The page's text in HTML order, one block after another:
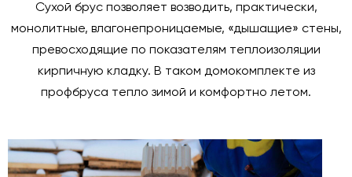
Сухой брус позволяет возводить, практически,
монолитные, влагонепроницаемые, «дышащие» стены,
превосходящие по показателям теплоизоляции
кирпичную кладку. В таком домокомплекте из
профбруса тепло зимой и комфортно летом.